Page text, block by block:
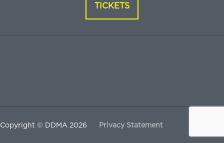
TICKETS
Copyright © DDMA 2026 Privacy Statement